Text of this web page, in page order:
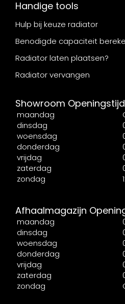
Handige tools
Hulp bij keuze radiator
Benodigde capaciteit
Radiator laten plaatsen?
Radiator vervangen
Showroom
maandag
dinsdag
woensdag
donderdag
vrijdag
zaterdag
zondag
Afhaalmagazijn
maandag
dinsdag
woensdag
donderdag
vrijdag
zaterdag
zondag